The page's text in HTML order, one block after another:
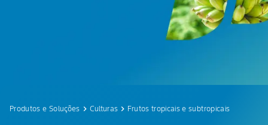
Produtos e Soluções keyboard_arrow_right Culturas keyboard_arrow_right Frutos tropicais e subtropicais